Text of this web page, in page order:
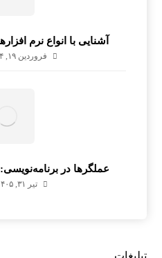
آشنایی با انواع نرم
فروردین ۱۹, ۱۴۰۴
عملگرها در
تیر ۳۱, ۱۴۰۵
تبلیغات